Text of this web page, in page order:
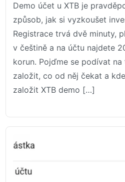
Demo účet u XTB je
způsob, jak si vyzkoušet
Registrace trvá dvě minuty,
v češtině a na účtu najdete
korun. Pojďme se podívat
založit, co od něj čekat a
založit XTB demo […]